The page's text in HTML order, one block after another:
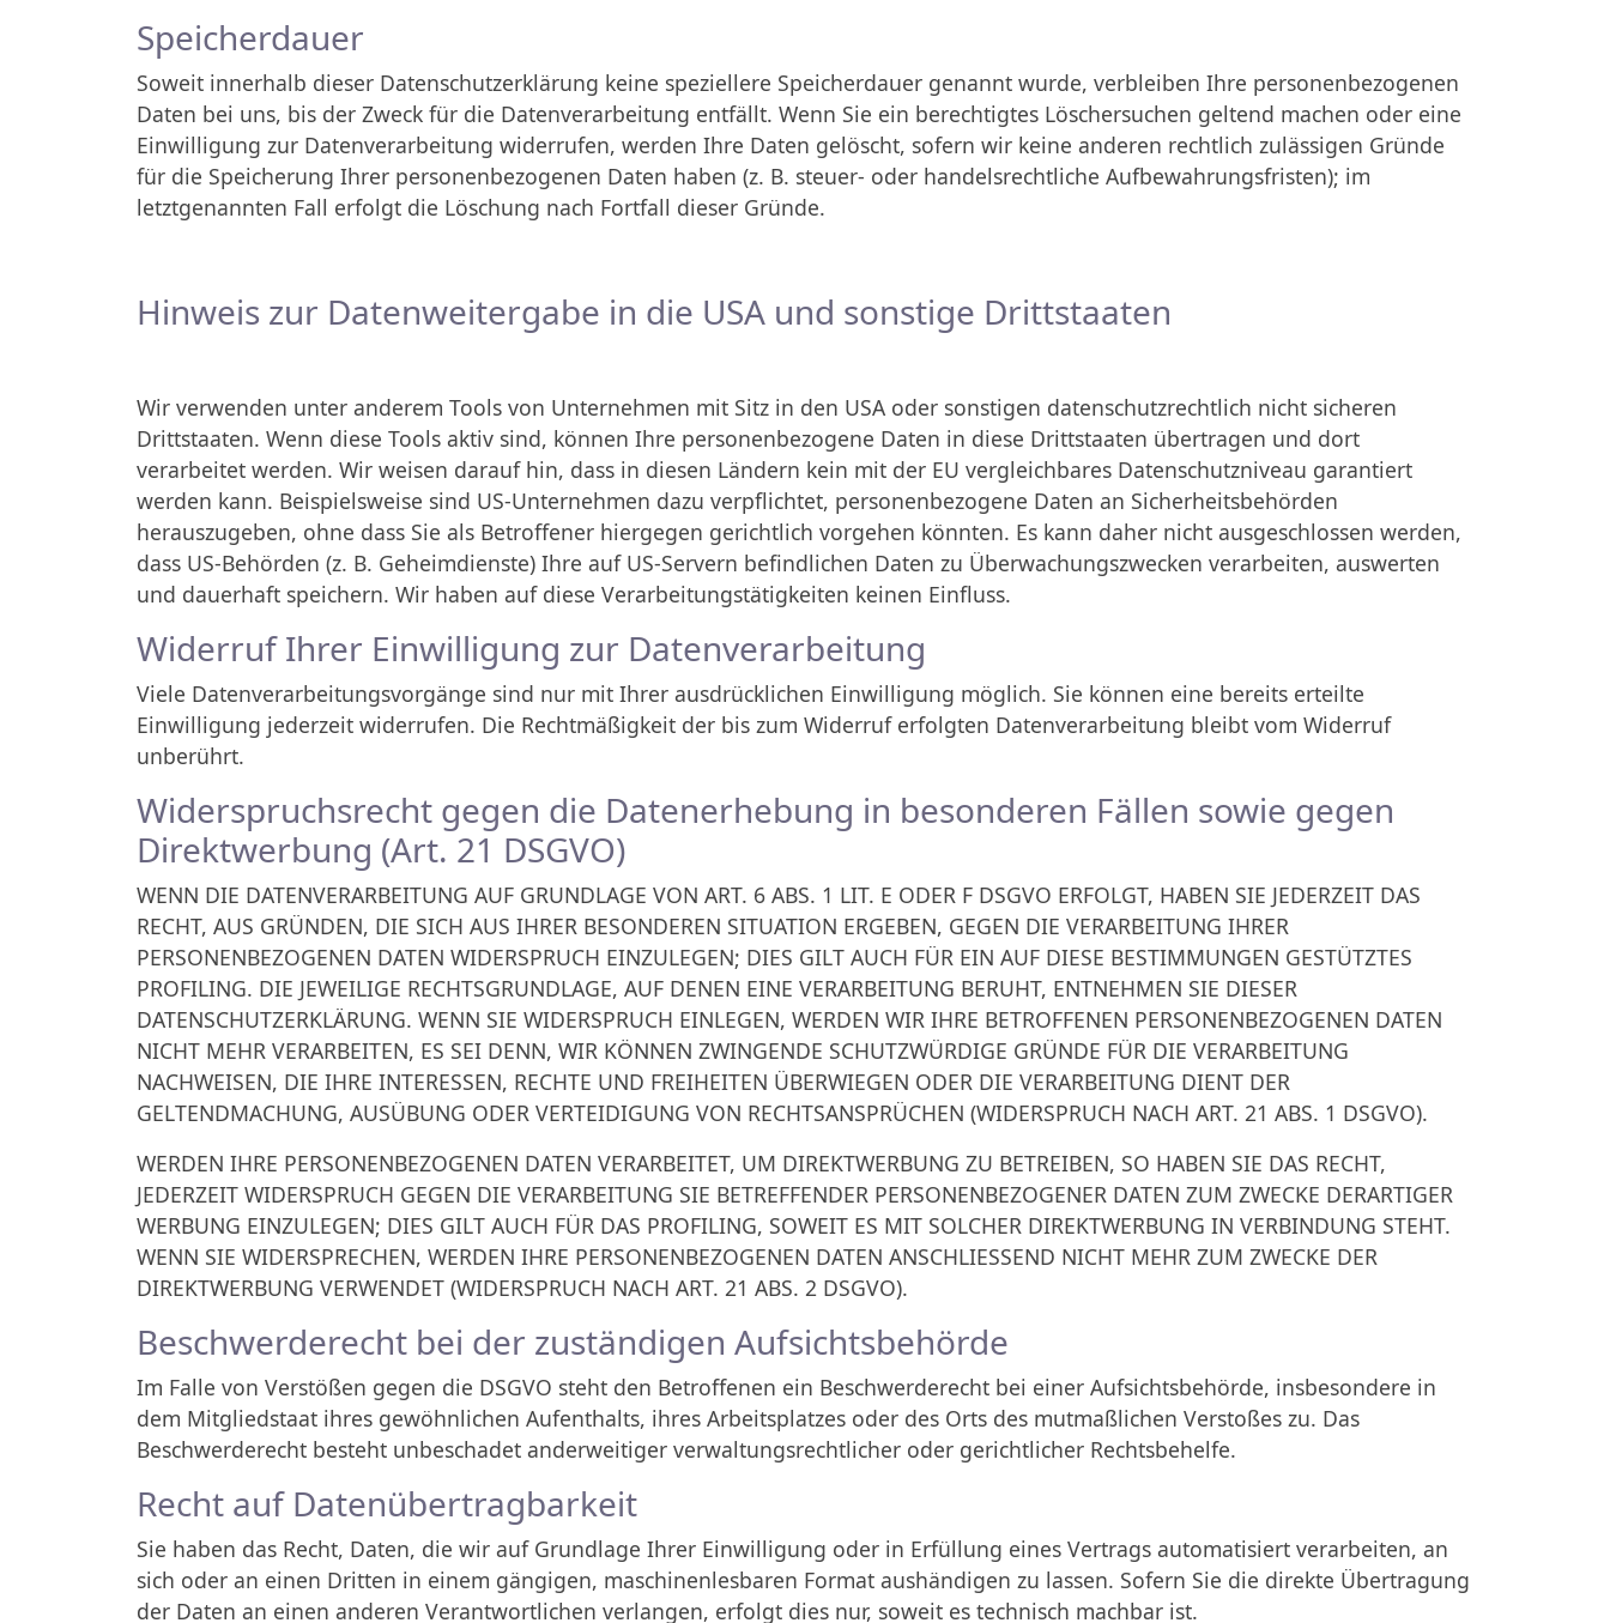
Speicherdauer
Soweit innerhalb dieser Datenschutzerklärung keine speziellere Speicherdauer genannt wurde, verbleiben Ihre personenbezogenen
Daten bei uns, bis der Zweck für die Datenverarbeitung entfällt. Wenn Sie ein berechtigtes Löschersuchen geltend machen oder eine
Einwilligung zur Datenverarbeitung widerrufen, werden Ihre Daten gelöscht, sofern wir keine anderen rechtlich zulässigen Gründe
für die Speicherung Ihrer personenbezogenen Daten haben (z. B. steuer- oder handelsrechtliche Aufbewahrungsfristen); im
letztgenannten Fall erfolgt die Löschung nach Fortfall dieser Gründe.
Hinweis zur Datenweitergabe in die USA und sonstige Drittstaaten
Wir verwenden unter anderem Tools von Unternehmen mit Sitz in den USA oder sonstigen datenschutzrechtlich nicht sicheren
Drittstaaten. Wenn diese Tools aktiv sind, können Ihre personenbezogene Daten in diese Drittstaaten übertragen und dort
verarbeitet werden. Wir weisen darauf hin, dass in diesen Ländern kein mit der EU vergleichbares Datenschutzniveau garantiert
werden kann. Beispielsweise sind US-Unternehmen dazu verpflichtet, personenbezogene Daten an Sicherheitsbehörden
herauszugeben, ohne dass Sie als Betroffener hiergegen gerichtlich vorgehen könnten. Es kann daher nicht ausgeschlossen werden,
dass US-Behörden (z. B. Geheimdienste) Ihre auf US-Servern befindlichen Daten zu Überwachungszwecken verarbeiten, auswerten
und dauerhaft speichern. Wir haben auf diese Verarbeitungstätigkeiten keinen Einfluss.
Widerruf Ihrer Einwilligung zur Datenverarbeitung
Viele Datenverarbeitungsvorgänge sind nur mit Ihrer ausdrücklichen Einwilligung möglich. Sie können eine bereits erteilte
Einwilligung jederzeit widerrufen. Die Rechtmäßigkeit der bis zum Widerruf erfolgten Datenverarbeitung bleibt vom Widerruf
unberührt.
Widerspruchsrecht gegen die Datenerhebung in besonderen Fällen sowie gegen
Direktwerbung (Art. 21 DSGVO)
WENN DIE DATENVERARBEITUNG AUF GRUNDLAGE VON ART. 6 ABS. 1 LIT. E ODER F DSGVO ERFOLGT, HABEN SIE JEDERZEIT DAS
RECHT, AUS GRÜNDEN, DIE SICH AUS IHRER BESONDEREN SITUATION ERGEBEN, GEGEN DIE VERARBEITUNG IHRER
PERSONENBEZOGENEN DATEN WIDERSPRUCH EINZULEGEN; DIES GILT AUCH FÜR EIN AUF DIESE BESTIMMUNGEN GESTÜTZTES
PROFILING. DIE JEWEILIGE RECHTSGRUNDLAGE, AUF DENEN EINE VERARBEITUNG BERUHT, ENTNEHMEN SIE DIESER
DATENSCHUTZERKLÄRUNG. WENN SIE WIDERSPRUCH EINLEGEN, WERDEN WIR IHRE BETROFFENEN PERSONENBEZOGENEN DATEN
NICHT MEHR VERARBEITEN, ES SEI DENN, WIR KÖNNEN ZWINGENDE SCHUTZWÜRDIGE GRÜNDE FÜR DIE VERARBEITUNG
NACHWEISEN, DIE IHRE INTERESSEN, RECHTE UND FREIHEITEN ÜBERWIEGEN ODER DIE VERARBEITUNG DIENT DER
GELTENDMACHUNG, AUSÜBUNG ODER VERTEIDIGUNG VON RECHTSANSPRÜCHEN (WIDERSPRUCH NACH ART. 21 ABS. 1 DSGVO).
WERDEN IHRE PERSONENBEZOGENEN DATEN VERARBEITET, UM DIREKTWERBUNG ZU BETREIBEN, SO HABEN SIE DAS RECHT,
JEDERZEIT WIDERSPRUCH GEGEN DIE VERARBEITUNG SIE BETREFFENDER PERSONENBEZOGENER DATEN ZUM ZWECKE DERARTIGER
WERBUNG EINZULEGEN; DIES GILT AUCH FÜR DAS PROFILING, SOWEIT ES MIT SOLCHER DIREKTWERBUNG IN VERBINDUNG STEHT.
WENN SIE WIDERSPRECHEN, WERDEN IHRE PERSONENBEZOGENEN DATEN ANSCHLIESSEND NICHT MEHR ZUM ZWECKE DER
DIREKTWERBUNG VERWENDET (WIDERSPRUCH NACH ART. 21 ABS. 2 DSGVO).
Beschwerde­recht bei der zuständigen Aufsichts­behörde
Im Falle von Verstößen gegen die DSGVO steht den Betroffenen ein Beschwerderecht bei einer Aufsichtsbehörde, insbesondere in
dem Mitgliedstaat ihres gewöhnlichen Aufenthalts, ihres Arbeitsplatzes oder des Orts des mutmaßlichen Verstoßes zu. Das
Beschwerderecht besteht unbeschadet anderweitiger verwaltungsrechtlicher oder gerichtlicher Rechtsbehelfe.
Recht auf Daten­übertrag­barkeit
Sie haben das Recht, Daten, die wir auf Grundlage Ihrer Einwilligung oder in Erfüllung eines Vertrags automatisiert verarbeiten, an
sich oder an einen Dritten in einem gängigen, maschinenlesbaren Format aushändigen zu lassen. Sofern Sie die direkte Übertragung
der Daten an einen anderen Verantwortlichen verlangen, erfolgt dies nur, soweit es technisch machbar ist.